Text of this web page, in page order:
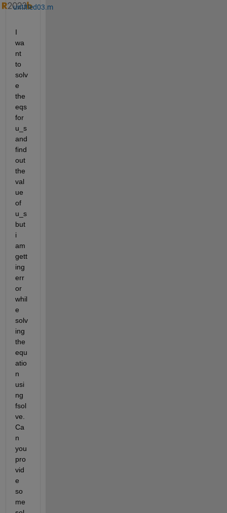
untitled03.m
I
wa
nt
to
solv
e
the
eqs
for
u_s
and
find
out
the
val
ue
of
u_s
but
i
am
gett
ing
err
or
whil
e
solv
ing
the
equ
atio
n
usi
ng
fsol
ve.
Ca
n
you
pro
vid
e
so
me